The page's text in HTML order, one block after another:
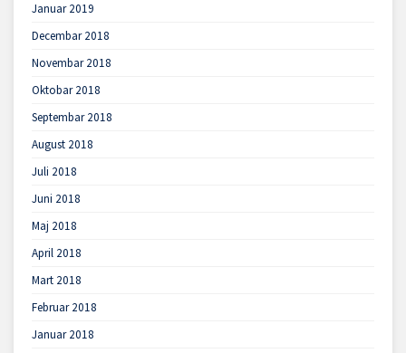
Januar 2019
Decembar 2018
Novembar 2018
Oktobar 2018
Septembar 2018
August 2018
Juli 2018
Juni 2018
Maj 2018
April 2018
Mart 2018
Februar 2018
Januar 2018